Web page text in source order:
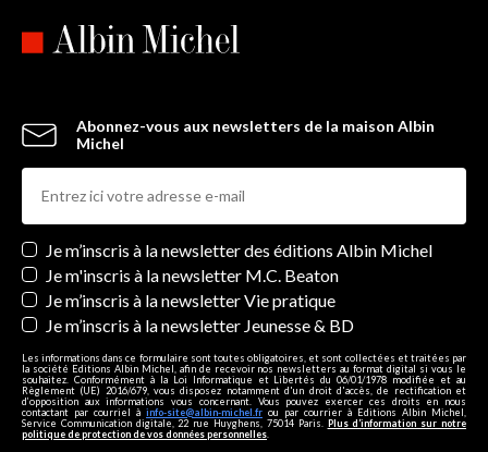
Abonnez-vous aux newsletters de la maison Albin
Michel
Newsletters
Je m’inscris à la newsletter des éditions Albin Michel
Je m'inscris à la newsletter M.C. Beaton
Je m’inscris à la newsletter Vie pratique
Je m’inscris à la newsletter Jeunesse & BD
Les informations dans ce formulaire sont toutes obligatoires, et sont collectées et traitées par
la société Editions Albin Michel, afin de recevoir nos newsletters au format digital si vous le
souhaitez. Conformément à la Loi Informatique et Libertés du 06/01/1978 modifiée et au
Règlement (UE) 2016/679, vous disposez notamment d'un droit d'accès, de rectification et
d’opposition aux informations vous concernant. Vous pouvez exercer ces droits en nous
contactant par courriel à info-site@albin-michel.fr ou par courrier à Editions Albin Michel,
Service Communication digitale, 22 rue Huyghens, 75014 Paris. Plus d’information sur notre
politique de protection de vos données personnelles